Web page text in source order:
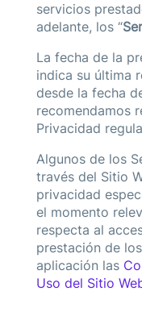
servicios
adelante, los “
La fecha de la
indica su última
desde la fecha
recomendamos
Privacidad
Algunos de los
través del Sitio
privacidad
el momento
respecta al
prestación de
aplicación las
Uso del Sitio